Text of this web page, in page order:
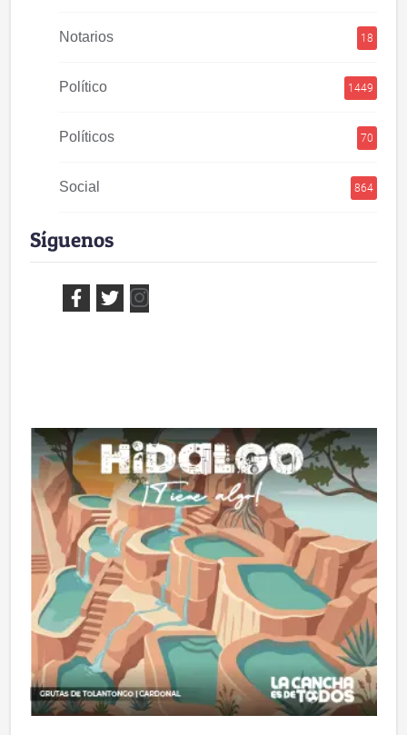
Notarios 18
Político 1449
Políticos 70
Social 864
Síguenos